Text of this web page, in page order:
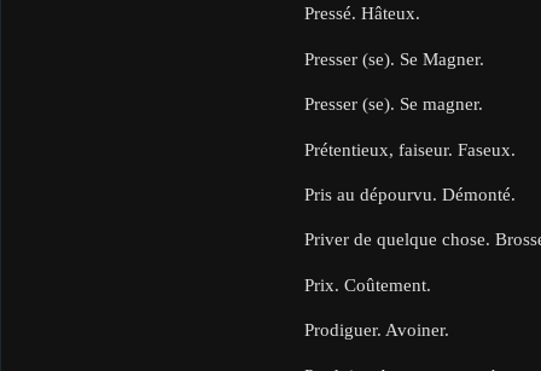
Pressé. Hâteux.
Presser (se). Se Magner.
Presser (se). Se magner.
Prétentieux, faiseur. Faseux.
Pris au dépourvu. Démonté.
Priver de quelque chose.
Prix. Coûtement.
Prodiguer. Avoiner.